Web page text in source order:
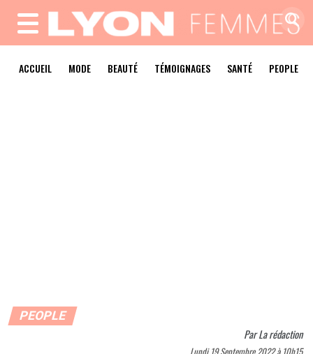
MENU
ACCUEIL MODE BEAUTÉ TÉMOIGNAGES SANTÉ PEOPLE
PEOPLE
ParLa rédaction